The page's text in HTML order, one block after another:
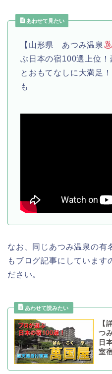
あわせて見たい
【山形県 あつみ温泉
ぶ日本の宿100選上位
とおもてなしに大満足
も
なお、同じあつみ温泉の有
もブログ記事にしています
ださい。
【
つ
日
室